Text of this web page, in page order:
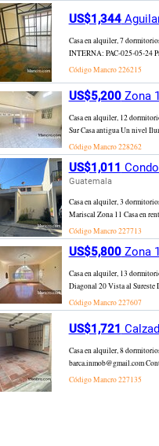
US$1,344
Casa en alquiler, 7
INTERNA: PAC-025-05-24
Código Mancro226215
US$5,200Zona
Casa en alquiler, 12
Sur Casa antigua Un nivel
Código Mancro228262
US$1,011
Guatemala
Casa en alquiler, 3
Mariscal Zona 11 Casa en
Código Mancro227713
US$5,800Zona
Casa en alquiler, 13
Diagonal 20 Vista al Sureste
Código Mancro227607
US$1,721
Casa en alquiler, 8
barca.inmob@gmail.com
Código Mancro227135